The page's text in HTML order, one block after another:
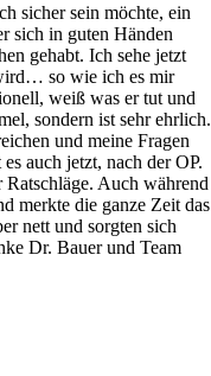
sicher sein möchte, ein
sich in guten Händen
gehabt. Ich sehe jetzt
so wie ich es mir
weiß was er tut und
sondern ist sehr ehrlich.
und meine Fragen
auch jetzt, nach der OP.
Auch während
merkte die ganze Zeit das
nett und sorgten sich
Dr. Bauer und Team